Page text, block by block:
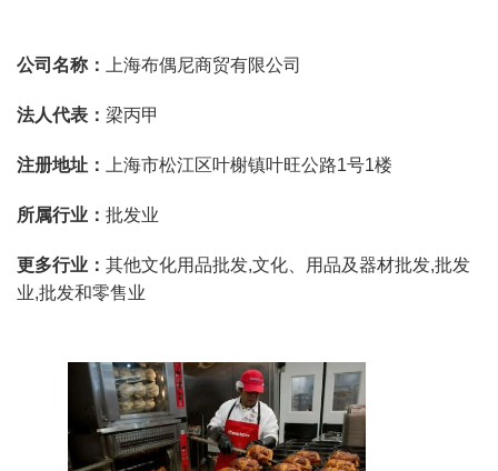
公司名称： 上海布偶尼商贸有限公司
法人代表： 梁丙甲
注册地址： 上海市松江区叶榭镇叶旺公路1号1楼
所属行业： 批发业
更多行业： 其他文化用品批发,文化、用品及器材批发,批发
业,批发和零售业